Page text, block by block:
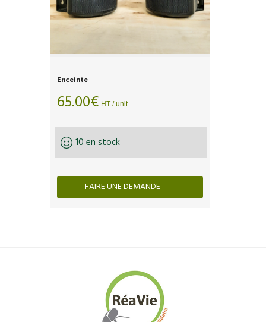
Enceinte
65.00€ HT / unit
10 en stock
FAIRE UNE DEMANDE